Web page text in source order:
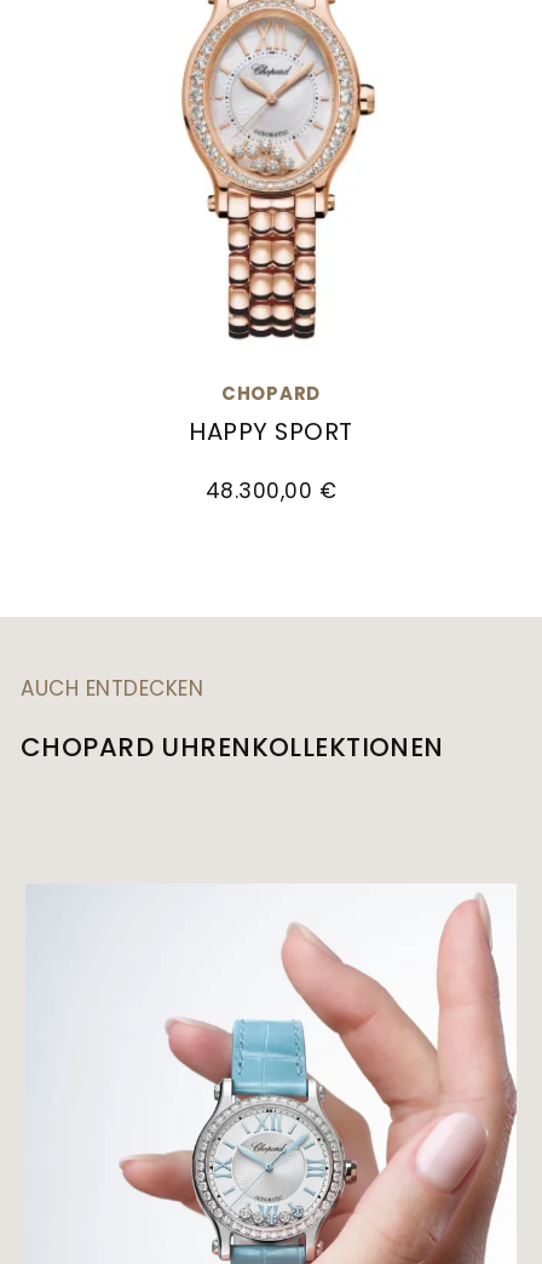
CHOPARD
HAPPY SPORT
48.300,00 €
AUCH ENTDECKEN
CHOPARD UHRENKOLLEKTIONEN